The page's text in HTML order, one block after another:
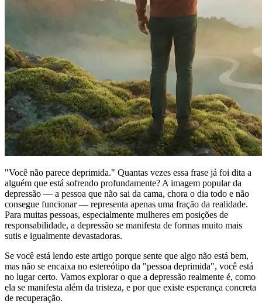
"Você não parece deprimida." Quantas vezes essa frase já foi dita a
alguém que está sofrendo profundamente? A imagem popular da
depressão — a pessoa que não sai da cama, chora o dia todo e não
consegue funcionar — representa apenas uma fração da realidade.
Para muitas pessoas, especialmente mulheres em posições de
responsabilidade, a depressão se manifesta de formas muito mais
sutis e igualmente devastadoras.
Se você está lendo este artigo porque sente que algo não está bem,
mas não se encaixa no estereótipo da "pessoa deprimida", você está
no lugar certo. Vamos explorar o que a depressão realmente é, como
ela se manifesta além da tristeza, e por que existe esperança concreta
de recuperação.